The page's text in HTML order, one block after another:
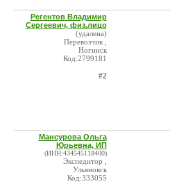
Регентов Владимир
Сергеевич, физ.лицо
(удалена)
Перевозчик ,
Ногинск
Код:2799181
#2
Мансурова Ольга
Юрьевна, ИП
(ИНН:434545118400)
Экспедитор ,
Ульяновск
Код:333055